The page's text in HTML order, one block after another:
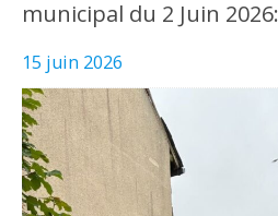
municipal du 2 Juin 2026:
15 juin 2026